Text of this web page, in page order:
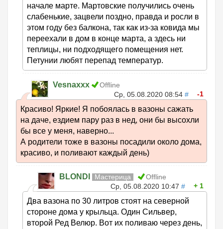
начале марте. Мартовские получились очень
слабенькие, зацвели поздно, правда и росли в
этом году без балкона, так как из-за ковида мы
переехали в дом в конце марта, а здесь ни
теплицы, ни подходящего помещения нет.
Петунии любят перепад температур.
Vesnaxxx
Offline
Ср, 05.08.2020 08:54 # -1
Красиво! Яркие! Я побоялась в вазоны сажать
на даче, ездием пару раз в нед, они бы высохли
бы все у меня, наверно...
А родители тоже в вазоны посадили около дома,
красиво, и поливают каждый день)
BLONDI Мастерица
Offline
Ср, 05.08.2020 10:47 # 1
Два вазона по 30 литров стоят на северной
стороне дома у крыльца. Один Сильвер,
второй Ред Велюр. Вот их поливаю через день,